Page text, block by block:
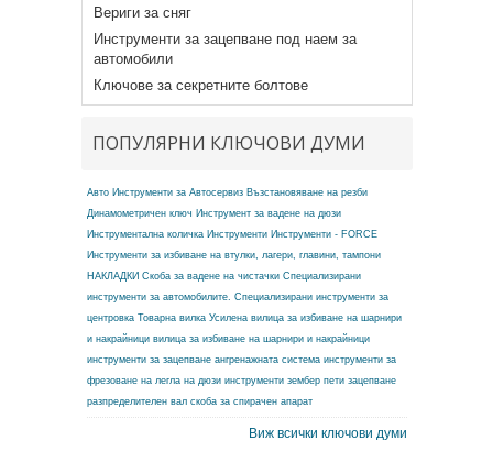
Вериги за сняг
Инструменти за зацепване под наем за
автомобили
Ключове за секретните болтове
ПОПУЛЯРНИ КЛЮЧОВИ ДУМИ
Авто Инструменти за Автосервиз Възстановяване на резби
Динамометричен ключ Инструмент за вадене на дюзи
Инструментална количка Инструменти Инструменти - FORCE
Инструменти за избиване на втулки, лагери, главини, тампони
НАКЛАДКИ Скоба за вадене на чистачки Специализирани
инструменти за автомобилите. Специализирани инструменти за
центровка Товарна вилка Усилена вилица за избиване на шарнири
и накрайници вилица за избиване на шарнири и накрайници
инструменти за зацепване ангренажната система инструменти за
фрезоване на легла на дюзи инструменти зембер пети зацепване
разпределителен вал скоба за спирачен апарат
Виж всички ключови думи